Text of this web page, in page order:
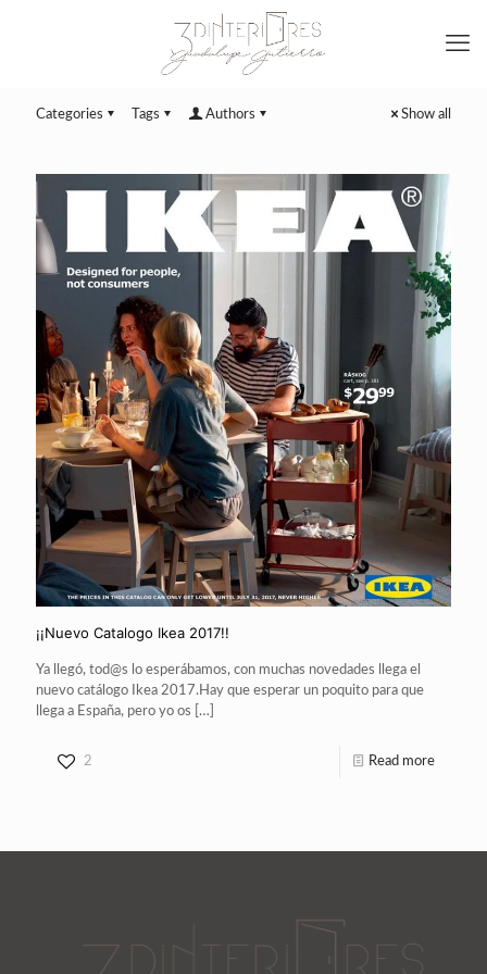
Categories Tags Authors Show all
¡¡Nuevo Catalogo Ikea 2017!!
Ya llegó, tod@s lo esperábamos, con muchas novedades llega el
nuevo catálogo Ikea 2017.Hay que esperar un poquito para que
llega a España, pero yo os […]
2 Read more